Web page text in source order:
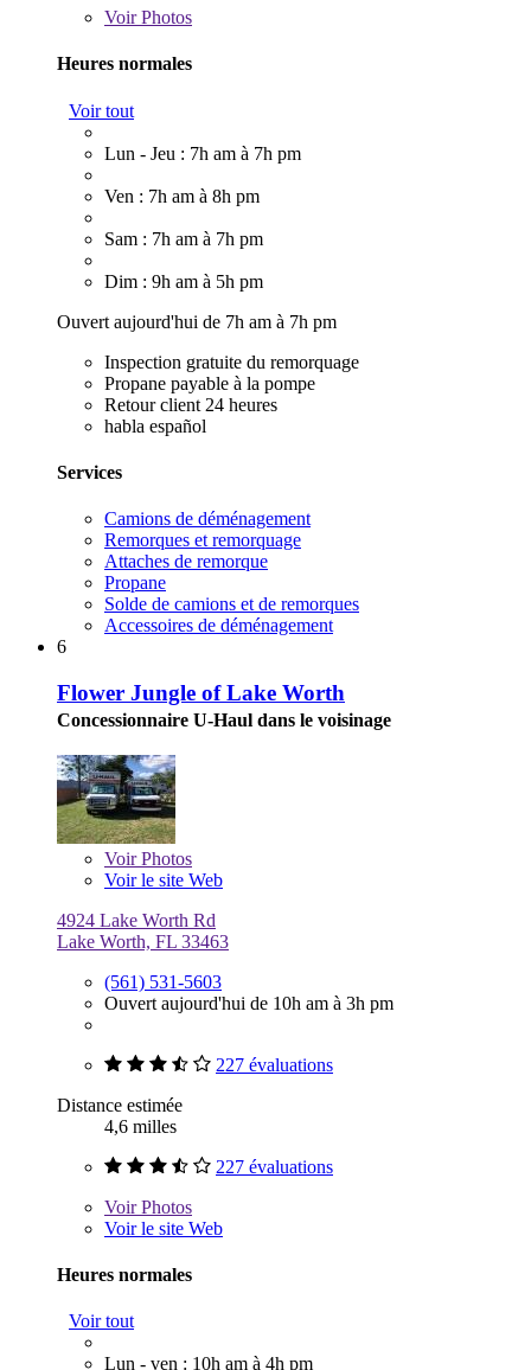
VoirPhotos
Heures normales
Voir tout
Lun - Jeu : 7h am à 7h pm
Ven : 7h am à 8h pm
Sam : 7h am à 7h pm
Dim : 9h am à 5h pm
Ouvert aujourd'hui de 7h am à 7h pm
Inspection gratuite du remorquage
Propane payable à la pompe
Retour client 24 heures
habla español
Services
Camions de déménagement
Remorques et remorquage
Attaches de remorque
Propane
Solde de camions et de remorques
Accessoires de déménagement
6
Flower Jungle of Lake Worth
Concessionnaire U-Haul dans le voisinage
VoirPhotos
Voir le site Web
4924 Lake Worth Rd
Lake Worth, FL 33463
(561) 531-5603
Ouvert aujourd'hui de 10h am à 3h pm
227 évaluations
Distance estimée
4,6 milles
227 évaluations
VoirPhotos
Voir le site Web
Heures normales
Voir tout
Lun - ven : 10h am à 4h pm